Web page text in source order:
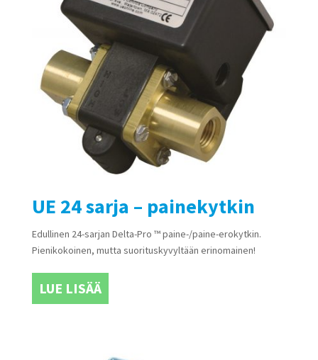
UE 24 sarja – painekytkin
Edullinen 24-sarjan Delta-Pro ™ paine-/paine-erokytkin.
Pienikokoinen, mutta suorituskyvyltään erinomainen!
LUE LISÄÄ